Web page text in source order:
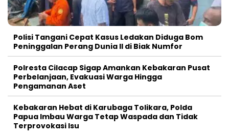
Polisi Tangani Cepat Kasus Ledakan Diduga Bom
Peninggalan Perang Dunia II di Biak Numfor
Polresta Cilacap Sigap Amankan Kebakaran Pusat
Perbelanjaan, Evakuasi Warga Hingga
Pengamanan Aset
Kebakaran Hebat di Karubaga Tolikara, Polda
Papua Imbau Warga Tetap Waspada dan Tidak
Terprovokasi Isu